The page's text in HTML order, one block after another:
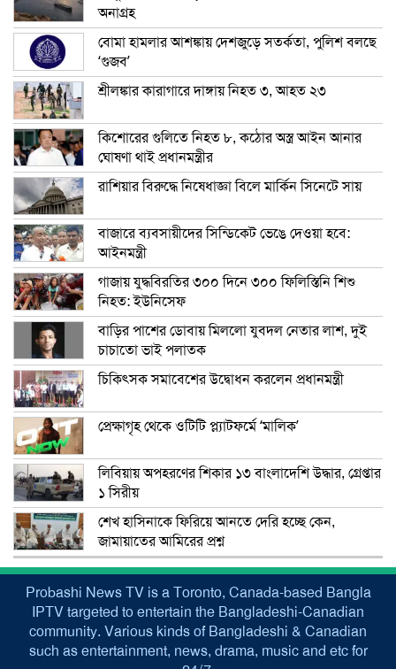
অনাগ্রহ
বোমা হামলার আশঙ্কায় দেশজুড়ে সতর্কতা, পুলিশ বলছে
‘গুজব’
শ্রীলঙ্কার কারাগারে দাঙ্গায় নিহত ৩, আহত ২৩
কিশোরের গুলিতে নিহত ৮, কঠোর অস্ত্র আইন আনার
ঘোষণা থাই প্রধানমন্ত্রীর
রাশিয়ার বিরুদ্ধে নিষেধাজ্ঞা বিলে মার্কিন সিনেটে সায়
বাজারে ব্যবসায়ীদের সিন্ডিকেট ভেঙে দেওয়া হবে:
আইনমন্ত্রী
গাজায় যুদ্ধবিরতির ৩০০ দিনে ৩০০ ফিলিস্তিনি শিশু
নিহত: ইউনিসেফ
বাড়ির পাশের ডোবায় মিললো যুবদল নেতার লাশ, দুই
চাচাতো ভাই পলাতক
চিকিৎসক সমাবেশের উদ্বোধন করলেন প্রধানমন্ত্রী
প্রেক্ষাগৃহ থেকে ওটিটি প্ল্যাটফর্মে ‘মালিক’
লিবিয়ায় অপহরণের শিকার ১৩ বাংলাদেশি উদ্ধার, গ্রেপ্তার
১ সিরীয়
শেখ হাসিনাকে ফিরিয়ে আনতে দেরি হচ্ছে কেন,
জামায়াতের আমিরের প্রশ্ন
Probashi News TV is a Toronto, Canada-based Bangla
IPTV targeted to entertain the Bangladeshi-Canadian
community. Various kinds of Bangladeshi & Canadian
such as entertainment, news, drama, music and etc for